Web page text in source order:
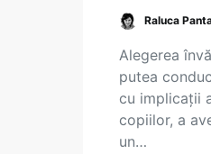
Raluca
Alegerea
putea
cu implicaţii
copiilor, a
un…